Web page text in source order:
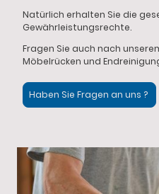
Natürlich erhalten Sie die
Gewährleistungsrechte.
Fragen Sie auch nach
Möbelrücken und
Haben Sie Fragen an uns ?